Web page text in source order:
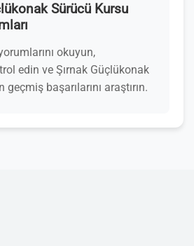
Sürücü Kursu
okuyun,
edin ve Şırnak Güçlükonak
başarılarını araştırın.